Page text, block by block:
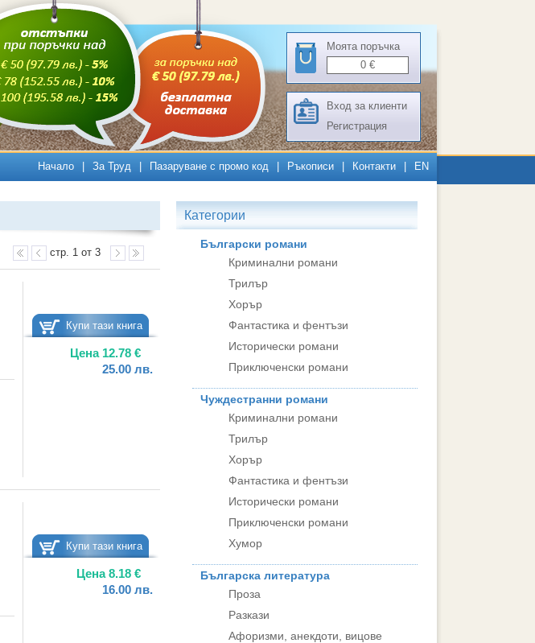
Моята поръчка
0 €
Вход за клиенти
Регистрация
Начало За Труд Пазаруване с промо код Ръкописи Контакти EN
стр. 1 от 3
Купи тази книга
Цена 12.78 €
25.00 лв.
Купи тази книга
Цена8.18 €
16.00 лв.
Категории
Български романи
Криминални романи
Трилър
Хорър
Фантастика и фентъзи
Исторически романи
Приключенски романи
Чуждестранни романи
Криминални романи
Трилър
Хорър
Фантастика и фентъзи
Исторически романи
Приключенски романи
Хумор
Българска литература
Проза
Разкази
Афоризми, анекдоти, вицове